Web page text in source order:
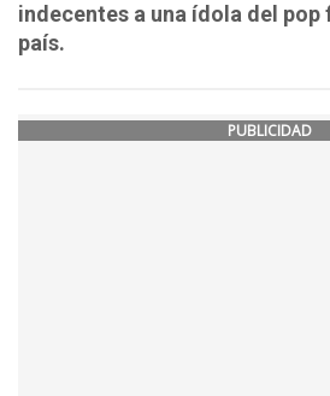
indecentes a una ídola del pop
país.
PUBLICIDAD